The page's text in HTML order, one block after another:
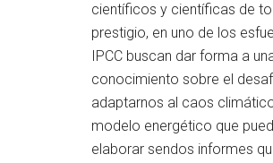
científicos y científicas de
prestigio, en uno de los
IPCC buscan dar forma a
conocimiento sobre el
adaptarnos al caos
modelo energético que
elaborar sendos informes